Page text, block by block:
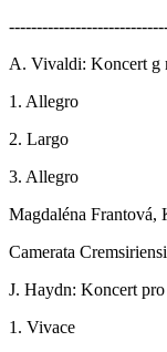
A. Vivaldi: Koncert g
1. Allegro
2. Largo
3. Allegro
Magdaléna Frantová,
Camerata
J. Haydn: Koncert
1. Vivace